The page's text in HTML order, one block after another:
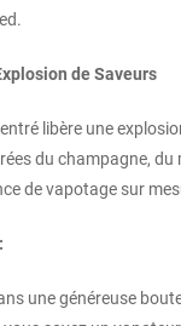
de Saveurs
libère une
du champagne,
de vapotage sur
une généreuse